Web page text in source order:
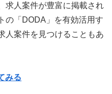
求人案件が豊富に掲載され
の「DODA」を有効活用す
人案件を見つけることもあ
みる